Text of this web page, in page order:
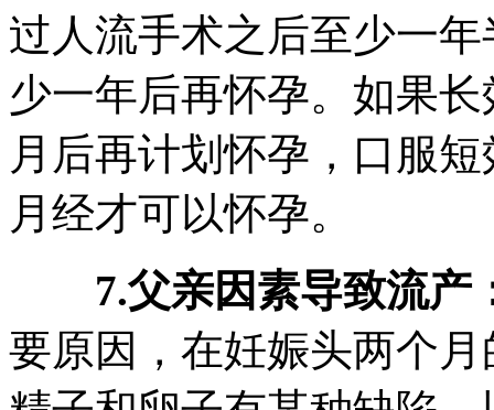
过人流手术之后至少一
少一年后再怀孕。如果
月后再计划怀孕，口服
月经才可以怀孕。
7.父亲因素导致流产
要原因，在妊娠头两个